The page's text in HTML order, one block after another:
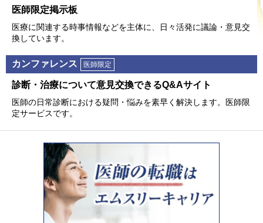
医師限定掲⽰板
医療に関連する時事情報などを主体に、⽇々活発に議論・意⾒交
換しています。
カンファレンス 医師限定
診断・治療について意⾒交換できるQ&Aサイト
医師の⽇常診断における疑問・悩みを素早く解決します。医師限
定サービスです。